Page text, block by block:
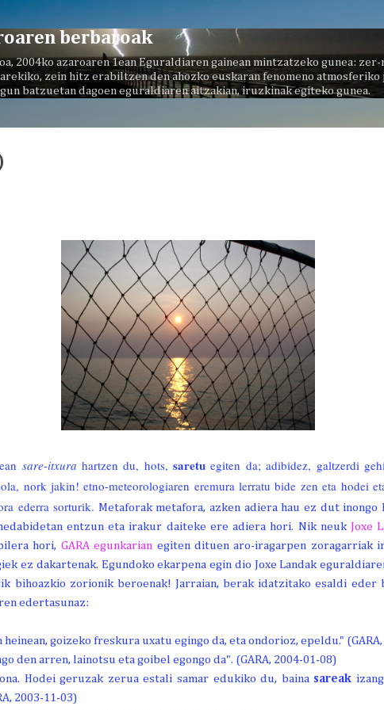
berbaroak
2004ko azaroaren 1ean Eguraldiaren gainean mintzatzeko gunea:
zein hitz erabiltzen den ahozko euskaran fenomeno atmosferiko
batzuetan dagoen eguraldiaren aitzakian, iruzkinak egiteko gunea.
sare-itxura hartzen du, hots, saretu egiten da; adibidez, galtzerdi
nork jakin! etno-meteorologiaren eremura lerratu bide zen eta hodei
ederra sorturik. Metaforak metafora, azken adiera hau ez dut
entzun eta irakur daiteke ere adiera hori. Nik neuk Joxe
hori, GARA egunkarian egiten dituen aro-iragarpen zoragarriak
ez dakartenak. Egundoko ekarpena egin dio Joxe Landak
bihoazkio zorionik beroenak! Jarraian, berak idatzitako esaldi eder
edertasunaz:
heinean, goizeko freskura uxatu egingo da, eta ondorioz, epeldu."
den arren, lainotsu eta goibel egongo da". (GARA, 2004-01-08)
Hodei geruzak zerua estali samar edukiko du, baina sareak
2003-11-03)